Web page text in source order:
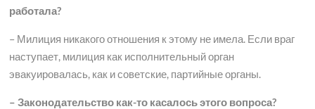
работала?
– Милиция никакого отношения к этому не имела. Если враг
наступает, милиция как исполнительный орган
эвакуировалась, как и советские, партийные органы.
– Законодательство как-то касалось этого вопроса?